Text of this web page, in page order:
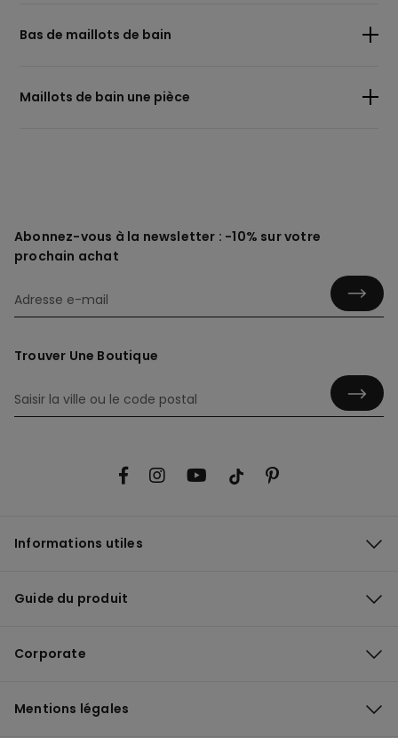
Bas de maillots de bain
Maillots de bain une pièce
Abonnez-vous à la newsletter : -10% sur votre
prochain achat
Trouver Une Boutique
Informations utiles
Guide du produit
Corporate
Mentions légales